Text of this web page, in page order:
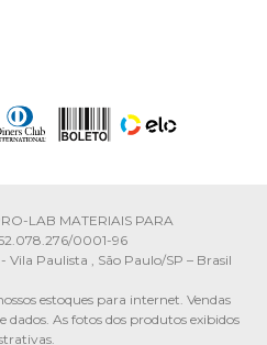
LAB MATERIAIS PARA
0001-96
Vila Paulista , São Paulo/SP – Brasil
estoques para internet. Vendas
dados. As fotos dos produtos exibidos